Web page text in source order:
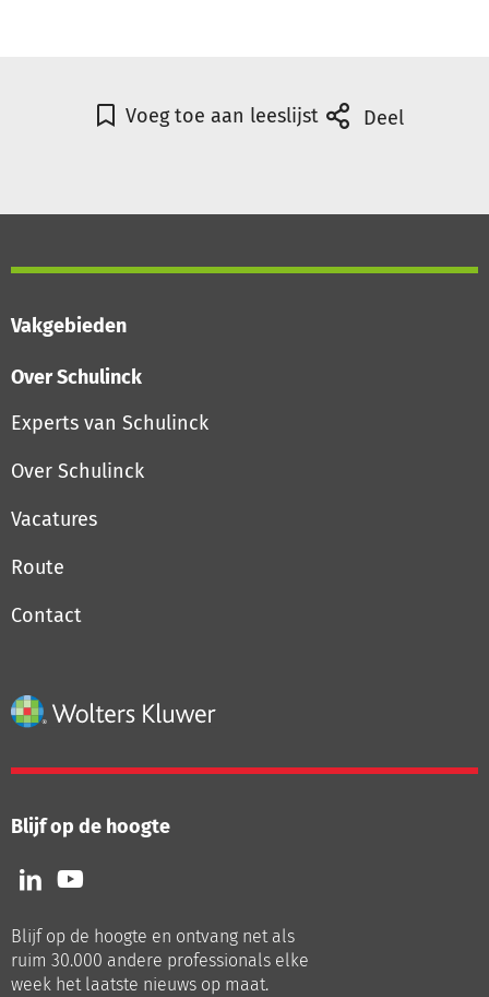
Voeg toe aan leeslijst Deel
Vakgebieden
Over Schulinck
Experts van Schulinck
Over Schulinck
Vacatures
Route
Contact
Blijf op de hoogte
Volg
ons
LinkedIn
Volg
ons
Youtube
Blijf op de hoogte en ontvang net als
ruim 30.000 andere professionals elke
week het laatste nieuws op maat.